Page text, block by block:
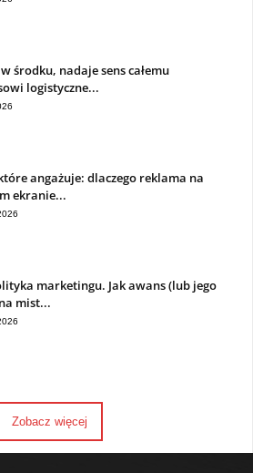
środku, nadaje sens całemu
logistyczne...
angażuje: dlaczego reklama na
ekranie...
marketingu. Jak awans (lub jego
mist...
Zobacz więcej